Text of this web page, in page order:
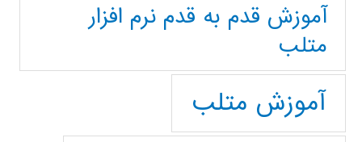
آموزش قدم به قدم نرم افزار
متلب
آموزش متلب